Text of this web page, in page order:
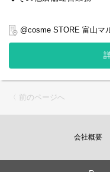
@cosme STORE 富山マ
〈 前のページへ
会社概要